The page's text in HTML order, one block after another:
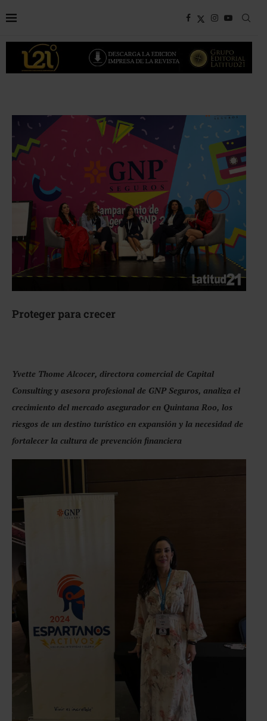
Proteger para crecer
Yvette Thome Alcocer, directora comercial de Capital
Consulting y asesora profesional de GNP Seguros, analiza el
crecimiento del mercado asegurador en Quintana Roo, los
riesgos de un destino turístico en expansión y la necesidad de
fortalecer la cultura de prevención financiera